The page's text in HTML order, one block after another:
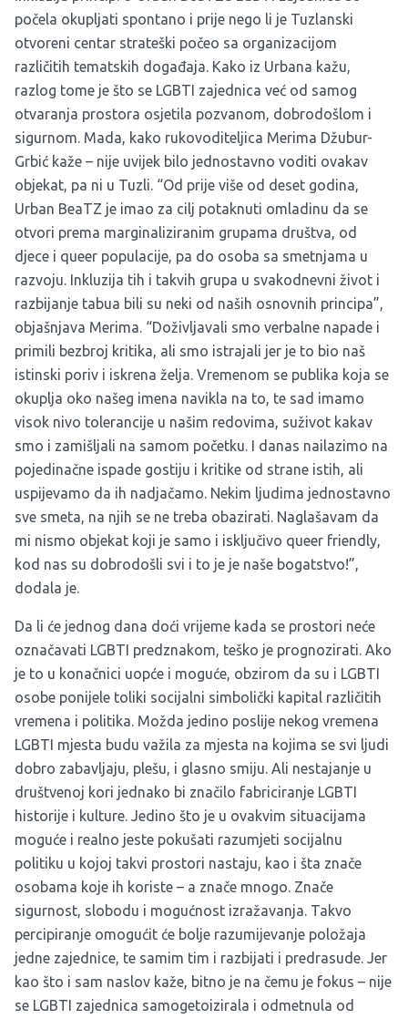
počela okupljati spontano i prije nego li je Tuzlanski
otvoreni centar strateški počeo sa organizacijom
različitih tematskih događaja. Kako iz Urbana kažu,
razlog tome je što se LGBTI zajednica već od samog
otvaranja prostora osjetila pozvanom, dobrodošlom i
sigurnom. Mada, kako rukovoditeljica Merima Džubur-
Grbić kaže – nije uvijek bilo jednostavno voditi ovakav
objekat, pa ni u Tuzli. “Od prije više od deset godina,
Urban BeaTZ je imao za cilj potaknuti omladinu da se
otvori prema marginaliziranim grupama društva, od
djece i queer populacije, pa do osoba sa smetnjama u
razvoju. Inkluzija tih i takvih grupa u svakodnevni život i
razbijanje tabua bili su neki od naših osnovnih principa”,
objašnjava Merima. “Doživljavali smo verbalne napade i
primili bezbroj kritika, ali smo istrajali jer je to bio naš
istinski poriv i iskrena želja. Vremenom se publika koja se
okuplja oko našeg imena navikla na to, te sad imamo
visok nivo tolerancije u našim redovima, suživot kakav
smo i zamišljali na samom početku. I danas nailazimo na
pojedinačne ispade gostiju i kritike od strane istih, ali
uspijevamo da ih nadjačamo. Nekim ljudima jednostavno
sve smeta, na njih se ne treba obazirati. Naglašavam da
mi nismo objekat koji je samo i isključivo queer friendly,
kod nas su dobrodošli svi i to je je naše bogatstvo!”,
dodala je.
Da li će jednog dana doći vrijeme kada se prostori neće
označavati LGBTI predznakom, teško je prognozirati. Ako
je to u konačnici uopće i moguće, obzirom da su i LGBTI
osobe ponijele toliki socijalni simbolički kapital različitih
vremena i politika. Možda jedino poslije nekog vremena
LGBTI mjesta budu važila za mjesta na kojima se svi ljudi
dobro zabavljaju, plešu, i glasno smiju. Ali nestajanje u
društvenoj kori jednako bi značilo fabriciranje LGBTI
historije i kulture. Jedino što je u ovakvim situacijama
moguće i realno jeste pokušati razumjeti socijalnu
politiku u kojoj takvi prostori nastaju, kao i šta znače
osobama koje ih koriste – a znače mnogo. Znače
sigurnost, slobodu i mogućnost izražavanja. Takvo
percipiranje omogućit će bolje razumijevanje položaja
jedne zajednice, te samim tim i razbijati i predrasude. Jer
kao što i sam naslov kaže, bitno je na čemu je fokus – nije
se LGBTI zajednica samogetoizirala i odmetnula od